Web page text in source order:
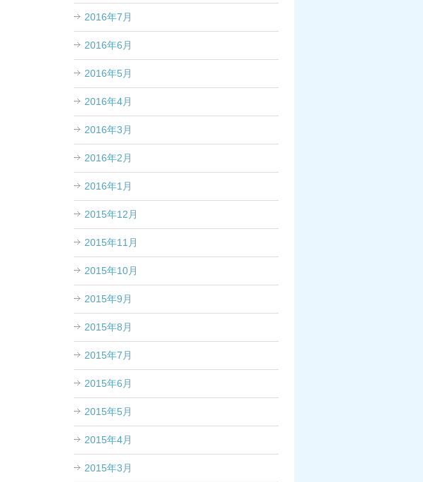
2016年7月
2016年6月
2016年5月
2016年4月
2016年3月
2016年2月
2016年1月
2015年12月
2015年11月
2015年10月
2015年9月
2015年8月
2015年7月
2015年6月
2015年5月
2015年4月
2015年3月